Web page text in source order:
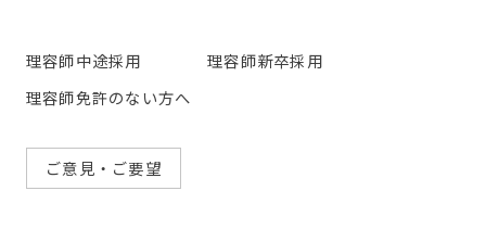
理容師中途採用
理容師新卒採用
理容師免許のない方へ
ご意見・ご要望